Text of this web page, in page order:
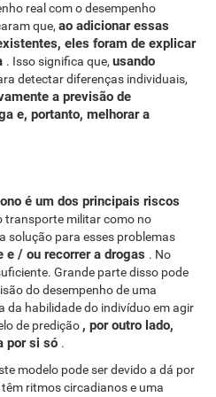
real com o desempenho
que,ao adicionar essas
eles foram de explicar
. Isso significa que,usando
detectar diferenças individuais,
a previsão de
e, portanto, melhorar a
é um dos principais riscos
transporte militar como no
solução para esses problemas
e / ou recorrer a drogas . No
Grande parte disso pode
do desempenho de uma
da habilidade do indivíduo em agir
de predição , por outro lado,
por si só .
modelo pode ser devido a dá por
ritmos circadianos e uma